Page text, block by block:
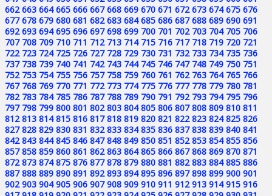
662 663 664 665 666 667 668 669 670 671 672 673 674 675 676
677 678 679 680 681 682 683 684 685 686 687 688 689 690 691
692 693 694 695 696 697 698 699 700 701 702 703 704 705 706
707 708 709 710 711 712 713 714 715 716 717 718 719 720 721
722 723 724 725 726 727 728 729 730 731 732 733 734 735 736
737 738 739 740 741 742 743 744 745 746 747 748 749 750 751
752 753 754 755 756 757 758 759 760 761 762 763 764 765 766
767 768 769 770 771 772 773 774 775 776 777 778 779 780 781
782 783 784 785 786 787 788 789 790 791 792 793 794 795 796
797 798 799 800 801 802 803 804 805 806 807 808 809 810 811
812 813 814 815 816 817 818 819 820 821 822 823 824 825 826
827 828 829 830 831 832 833 834 835 836 837 838 839 840 841
842 843 844 845 846 847 848 849 850 851 852 853 854 855 856
857 858 859 860 861 862 863 864 865 866 867 868 869 870 871
872 873 874 875 876 877 878 879 880 881 882 883 884 885 886
887 888 889 890 891 892 893 894 895 896 897 898 899 900 901
902 903 904 905 906 907 908 909 910 911 912 913 914 915 916